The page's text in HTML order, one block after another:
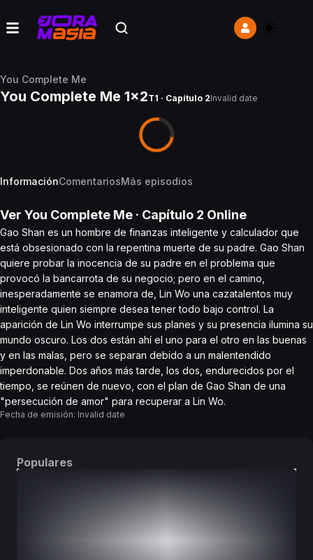
You Complete Me
You Complete Me 1x2T1 · Capítulo 2Invalid date
InformaciónComentariosMás episodios
Ver You Complete Me · Capítulo 2 Online
Gao Shan es un hombre de finanzas inteligente y calculador que
está obsesionado con la repentina muerte de su padre. Gao Shan
quiere probar la inocencia de su padre en el problema que
provocó la bancarrota de su negocio; pero en el camino,
inesperadamente se enamora de, Lin Wo una cazatalentos muy
inteligente quien siempre desea tener todo bajo control. La
aparición de Lin Wo interrumpe sus planes y su presencia ilumina su
mundo oscuro. Los dos están ahí el uno para el otro en las buenas
y en las malas, pero se separan debido a un malentendido
imperdonable. Dos años más tarde, los dos, endurecidos por el
tiempo, se reúnen de nuevo, con el plan de Gao Shan de una
"persecución de amor" para recuperar a Lin Wo.
Fecha de emisión: Invalid date
Populares